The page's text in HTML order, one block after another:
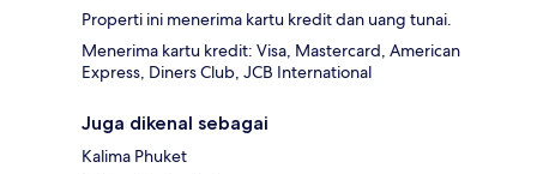
Properti ini menerima kartu kredit dan uang tunai.
Menerima kartu kredit: Visa, Mastercard, American
Express, Diners Club, JCB International
Juga dikenal sebagai
Kalima Phuket